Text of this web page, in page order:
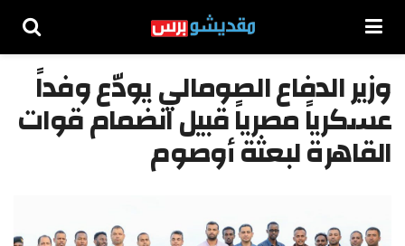
وزير الدفاع الصومالي يودّع وفداً
عسكرياً مصرياً قبيل انضمام قوات
القاهرة لبعثة أوصوم